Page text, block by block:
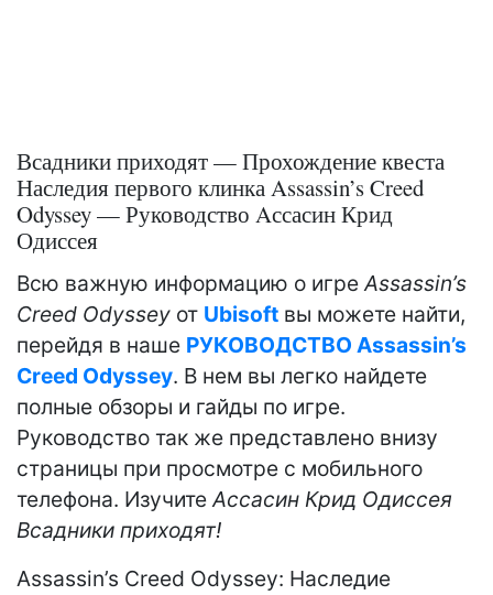
Всадники приходят — Прохождение квеста
Наследия первого клинка Assassin’s Creed
Odyssey — Руководство Aссасин Крид
Одиссея
Всю важную информацию о игреAssassin’s
Creed Odyssey от Ubisoft вы можете найти,
перейдя в наше РУКОВОДСТВО Assassin’s
Creed Odyssey. В нем вы легко найдете
полные обзоры и гайды по игре.
Руководство так же представлено внизу
страницы при просмотре с мобильного
телефона. ИзучитеAссасин Крид Одиссея
Всадники приходят!
Assassin’s Creed Odyssey: Наследие